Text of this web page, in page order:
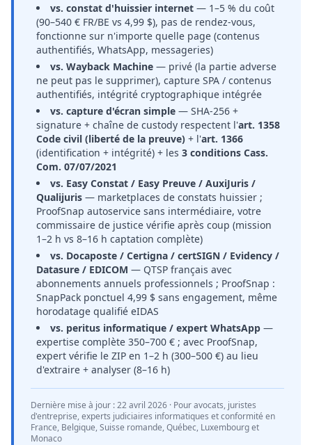
vs. constat d'huissier internet — 1–5 % du coût
(90–540 € FR/BE vs 4,99 $), pas de rendez-vous,
fonctionne sur n'importe quelle page (contenus
authentifiés, WhatsApp, messageries)
vs. Wayback Machine — privé (la partie adverse
ne peut pas le supprimer), capture SPA / contenus
authentifiés, intégrité cryptographique intégrée
vs. capture d'écran simple — SHA-256 +
signature + chaîne de custody respectent l'art. 1358
Code civil (liberté de la preuve) + l'art. 1366
(identification + intégrité) + les 3 conditions Cass.
Com. 07/07/2021
vs. Easy Constat / Easy Preuve / AuxiJuris /
Qualijuris — marketplaces de constats huissier ;
ProofSnap autoservice sans intermédiaire, votre
commissaire de justice vérifie après coup (mission
1–2 h vs 8–16 h captation complète)
vs. Docaposte / Certigna / certSIGN / Evidency /
Datasure / EDICOM — QTSP français avec
abonnements annuels professionnels ; ProofSnap :
SnapPack ponctuel 4,99 $ sans engagement, même
horodatage qualifié eIDAS
vs. peritus informatique / expert WhatsApp —
expertise complète 350–700 € ; avec ProofSnap,
expert vérifie le ZIP en 1–2 h (300–500 €) au lieu
d'extraire + analyser (8–16 h)
Dernière mise à jour :22 avril 2026 · Pour avocats, juristes
d'entreprise, experts judiciaires informatiques et conformité en
France, Belgique, Suisse romande, Québec, Luxembourg et
Monaco